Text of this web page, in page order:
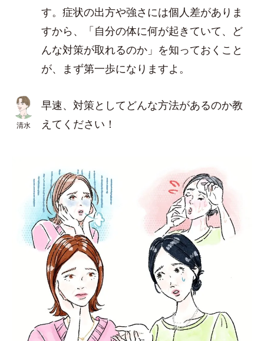
す。症状の出方や強さには個人差がありま
すから、「自分の体に何が起きていて、ど
んな対策が取れるのか」を知っておくこと
が、まず第一歩になりますよ。
清水
早速、対策としてどんな方法があるのか教
えてください！